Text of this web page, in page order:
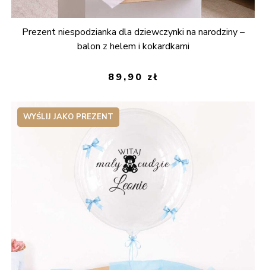
Prezent niespodzianka dla dziewczynki na narodziny –
balon z helem i kokardkami
89,90 zł
WYŚLIJ JAKO PREZENT